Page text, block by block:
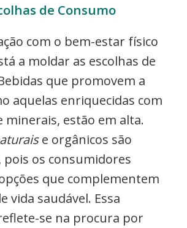
de Consumo
com o bem-estar físico
a moldar as escolhas de
que promovem a
aquelas enriquecidas com
minerais, estão em alta.
e orgânicos são
os consumidores
que complementem
vida saudável. Essa
se na procura por